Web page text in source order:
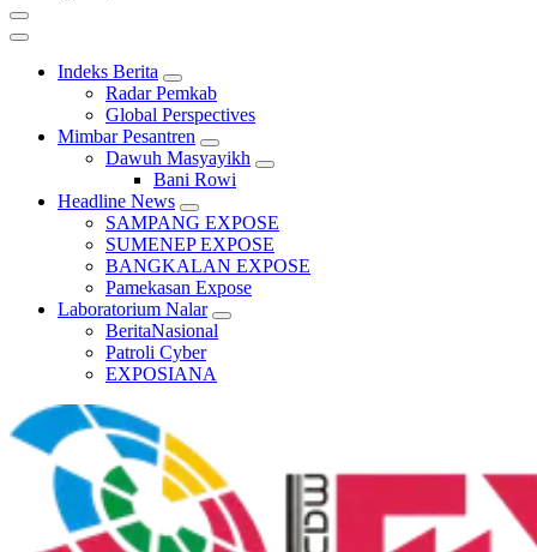
Indeks Berita
Radar Pemkab
Global Perspectives
Mimbar Pesantren
Dawuh Masyayikh
Bani Rowi
Headline News
SAMPANG EXPOSE
SUMENEP EXPOSE
BANGKALAN EXPOSE
Pamekasan Expose
Laboratorium Nalar
BeritaNasional
Patroli Cyber
EXPOSIANA